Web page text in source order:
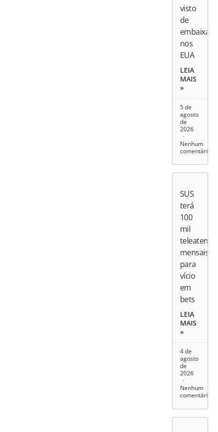
visto
de
nos
EUA
LEIA
MAIS
»
5 de
agosto
de
2026
Nenhum
comentário
SUS
terá
100
mil
mensais
para
vício
em
bets
LEIA
MAIS
»
4 de
agosto
de
2026
Nenhum
comentário